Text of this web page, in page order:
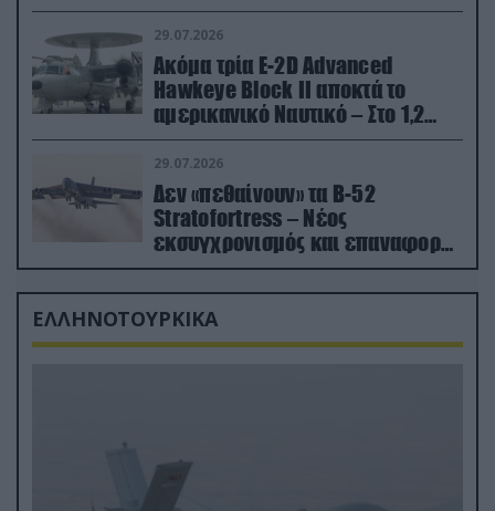
29.07.2026
Ακόμα τρία E-2D Advanced
Hawkeye Block II αποκτά το
αμερικανικό Ναυτικό – Στο 1,2
δισ.δολάρια το κόστος
29.07.2026
Δεν «πεθαίνουν» τα Β-52
Stratofortress – Νέος
εκσυγχρονισμός και επαναφορά
από τα «νεκροταφεία»
ΕΛΛΗΝΟΤΟΥΡΚΙΚΑ